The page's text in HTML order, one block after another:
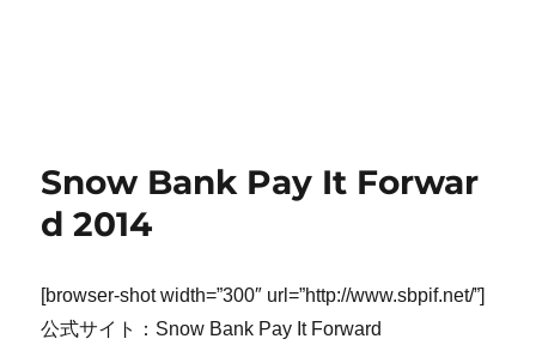
Snow Bank Pay It Forwar
d 2014
[browser-shot width=”300″ url=”http://www.sbpif.net/”]
公式サイト：Snow Bank Pay It Forward